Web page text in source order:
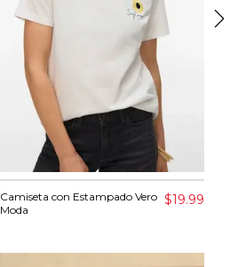
Camiseta con Estampado Vero
Moda
$19.99